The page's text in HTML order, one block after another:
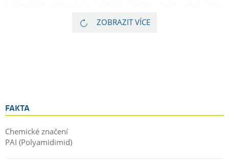
plast PAI například jako upevňovcí prvky a kryty nebo i jako
jiné konstrukční prvky. Minimální odběr je po 1 kuse, což
ZOBRAZIT VÍCE
FAKTA
Chemické značení
PAI (Polyamidimid)